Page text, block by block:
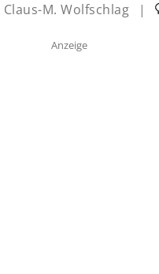
Claus-M. Wolfschlag |
Anzeige